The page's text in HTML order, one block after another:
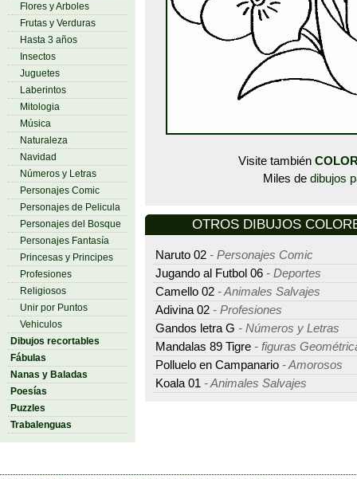
Flores y Arboles
Frutas y Verduras
Hasta 3 años
Insectos
Juguetes
Laberintos
Mitologia
Música
Naturaleza
Navidad
Números y Letras
Personajes Comic
Personajes de Pelicula
Personajes del Bosque
Personajes Fantasía
Princesas y Principes
Profesiones
Religiosos
Unir por Puntos
Vehiculos
Dibujos recortables
Fábulas
Nanas y Baladas
Poesías
Puzzles
Trabalenguas
Visite también
Miles de dibujos
OTROS DIBUJOS
Naruto 02 - Personajes Comic
Jugando al Futbol 06 - Deportes
Camello 02 - Animales Salvajes
Adivina 02 - Profesiones
Gandos letra G - Números y Letras
Mandalas 89 Tigre - figuras
Polluelo en Campanario - Amorosos
Koala 01 - Animales Salvajes